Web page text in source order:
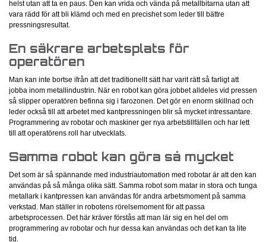
helst utan att ta en paus. Den kan vrida och vända på metallbitarna utan att
vara rädd för att bli klämd och med en precishet som leder till bättre
pressningsresultat.
En säkrare arbetsplats för
operatören
Man kan inte bortse ifrån att det traditionellt sätt har varit rätt så farligt att
jobba inom metallindustrin. När en robot kan göra jobbet alldeles vid pressen
så slipper operatören befinna sig i farozonen. Det gör en enorm skillnad och
leder också till att arbetet med kantpressningen blir så mycket intressantare.
Programmering av robotar och maskiner ger nya arbetstillfällen och har lett
till att operatörens roll har utvecklats.
Samma robot kan göra så mycket
Det som är så spännande med industriautomation med robotar är att den kan
användas på så många olika sätt. Samma robot som matar in stora och tunga
metallark i kantpressen kan användas för andra arbetsmoment på samma
verkstad. Man ställer in robotens rörelsemoment för att passa
arbetsprocessen. Det här kräver förstås att man lär sig en hel del om
programmering av robotar och hur dessa kan användas och det kan ta lite
tid.